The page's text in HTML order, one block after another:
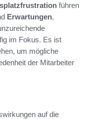
führen
Erwartungen,
im Fokus. Es ist
um mögliche
der Mitarbeiter
auf die